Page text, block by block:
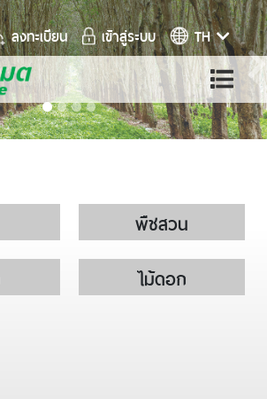
ลงทะเบียน เข้าสู่ระบบ
TH
พืชสวน
ไม้ดอก